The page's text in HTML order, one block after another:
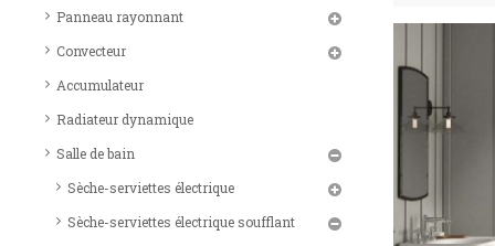
Panneau rayonnant
Convecteur
Accumulateur
Radiateur dynamique
Salle de bain
Sèche-serviettes électrique
Sèche-serviettes électrique soufflant